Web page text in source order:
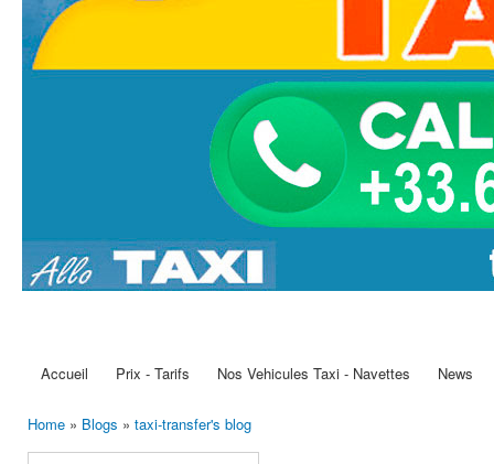
Main menu
Accueil Prix - Tarifs Nos Vehicules Taxi - Navettes News
Home » Blogs » taxi-transfer's blog